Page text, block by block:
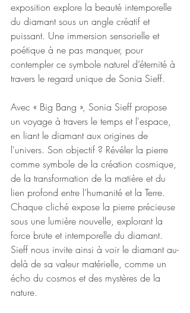
exposition explore la beauté intemporelle
du diamant sous un angle créatif et
puissant. Une immersion sensorielle et
poétique à ne pas manquer, pour
contempler ce symbole naturel d’éternité à
travers le regard unique de Sonia Sieff.
Avec « Big Bang », Sonia Sieff propose
un voyage à travers le temps et l'espace,
en liant le diamant aux origines de
l'univers. Son objectif ? Révéler la pierre
comme symbole de la création cosmique,
de la transformation de la matière et du
lien profond entre l’humanité et la Terre.
Chaque cliché expose la pierre précieuse
sous une lumière nouvelle, explorant la
force brute et intemporelle du diamant.
Sieff nous invite ainsi à voir le diamant au-
delà de sa valeur matérielle, comme un
écho du cosmos et des mystères de la
nature.